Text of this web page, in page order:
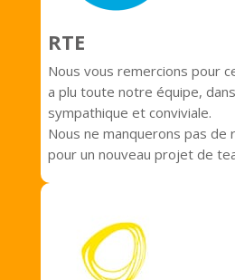
RTE
Nous vous remercions pour
a plu toute notre équipe,
sympathique et conviviale.
Nous ne manquerons pas de
pour un nouveau projet de